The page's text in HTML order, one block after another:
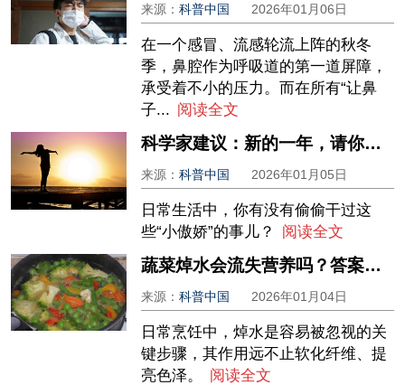
来源：科普中国 2026年01月06日
在一个感冒、流感轮流上阵的秋冬
季，鼻腔作为呼吸道的第一道屏障，
承受着不小的压力。而在所有“让鼻
子... 阅读全文
科学家建议：新的一年，请你一定要越来越喜欢自己！
来源：科普中国 2026年01月05日
日常生活中，你有没有偷偷干过这
些“小傲娇”的事儿？
阅读全文
蔬菜焯水会流失营养吗？答案来了
来源：科普中国 2026年01月04日
日常烹饪中，焯水是容易被忽视的关
键步骤，其作用远不止软化纤维、提
亮色泽。
阅读全文